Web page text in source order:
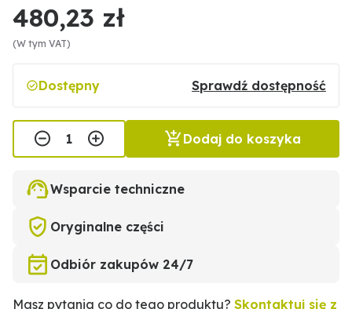
480,23 zł
(W tym VAT)
Dostępny Sprawdź dostępność
Dodaj do koszyka
Wsparcie techniczne
Oryginalne części
Odbiór zakupów 24/7
Masz pytania co do tego produktu? Skontaktuj się z